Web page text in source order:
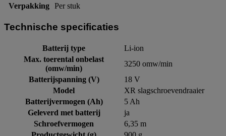
Verpakking Per stuk
Technische specificaties
Batterij type
Li-ion
Max. toerental onbelast
(omw/min)
3250 omw/min
Batterijspanning (V)
18 V
Model
XR slagschroevendraaier
Batterijvermogen (Ah)
5 Ah
Geleverd met batterij
ja
Schroefvermogen
6,35 m